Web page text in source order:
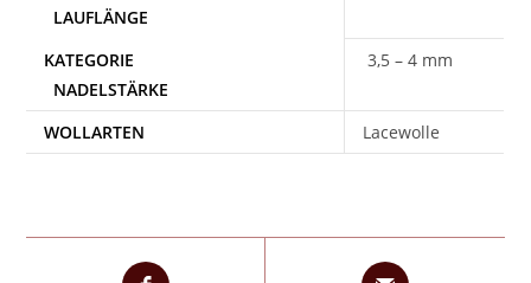
3,5 – 4 mm
WOLLARTEN Lacewolle